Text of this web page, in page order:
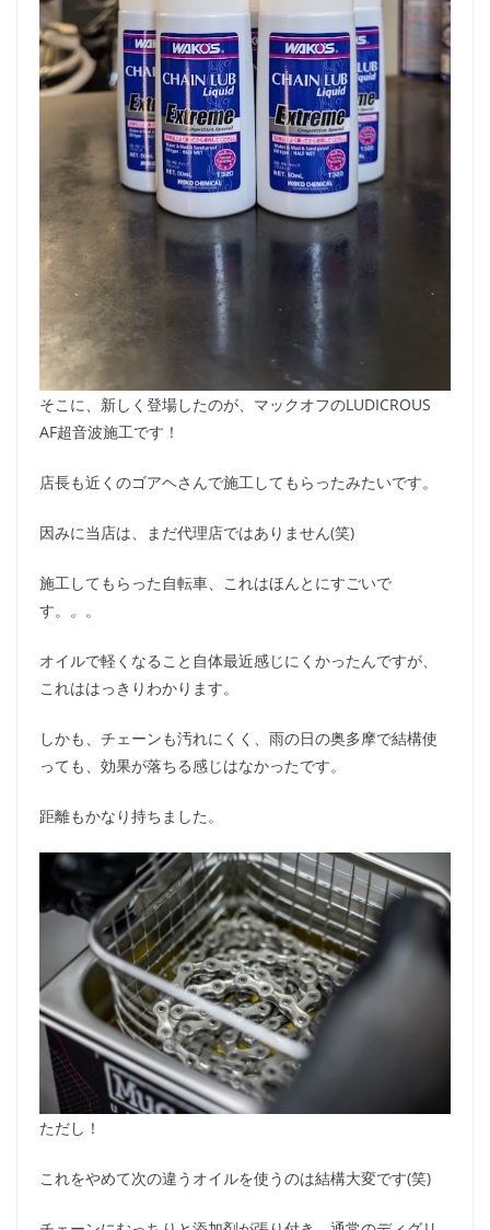
そこに、新しく登場したのが、マックオフのLUDICROUS
AF超音波施工です！
店長も近くのゴアヘさんで施工してもらったみたいです。
因みに当店は、まだ代理店ではありません(笑)
施工してもらった自転車、これはほんとにすごいで
す。。。
オイルで軽くなること自体最近感じにくかったんですが、
これははっきりわかります。
しかも、チェーンも汚れにくく、雨の日の奥多摩で結構使
っても、効果が落ちる感じはなかったです。
距離もかなり持ちました。
ただし！
これをやめて次の違うオイルを使うのは結構大変です(笑)